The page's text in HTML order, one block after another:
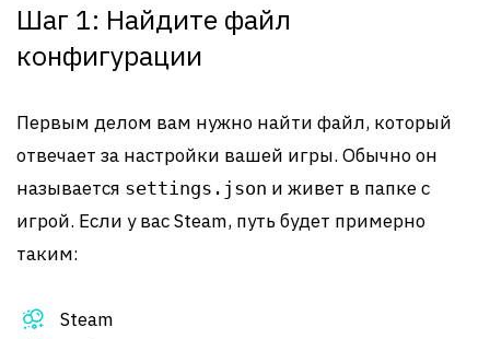
Шаг 1: Найдите файл
конфигурации
Первым делом вам нужно найти файл, который
отвечает за настройки вашей игры. Обычно он
называется settings.json и живет в папке с
игрой. Если у вас Steam, путь будет примерно
таким:
Steam